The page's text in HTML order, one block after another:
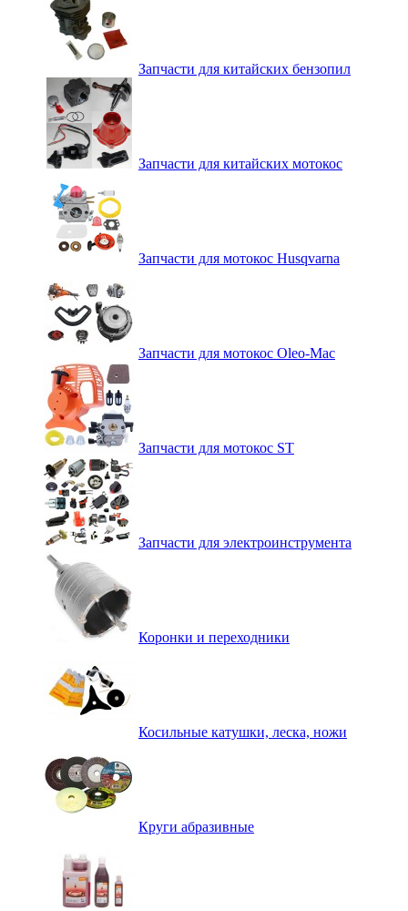
Запчасти для китайских бензопил
Запчасти для китайских мотокос
Запчасти для мотокос Husqvarna
Запчасти для мотокос Oleo-Mac
Запчасти для мотокос ST
Запчасти для электроинструмента
Коронки и переходники
Косильные катушки, леска, ножи
Круги абразивные